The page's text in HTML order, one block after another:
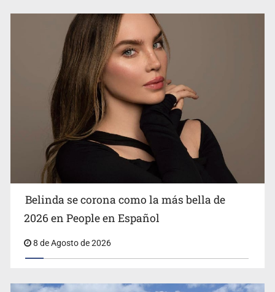
Ciclosporiasis no representa un riesgo epidemiológico
masivo
Belinda se corona como la más bella de
2026 en People en Español
8 de Agosto de 2026